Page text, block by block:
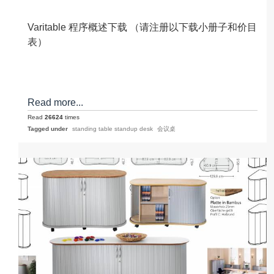
Varitable 程序概述下载 （请注册以下载小册子和价目
表）
Read more...
Read 26624 times
Tagged under
standing table standup desk 会议桌